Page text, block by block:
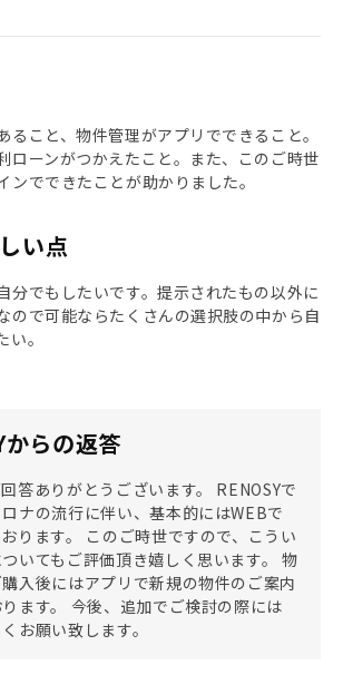
ること、物件管理がアプリでできること。
ローンがつかえたこと。また、このご時世
ンでできたことが助かりました。
い点
分でもしたいです。提示されたもの以外に
ので可能ならたくさんの選択肢の中から自
。
からの返答
答ありがとうございます。 RENOSYで
ナの流行に伴い、基本的にはWEBで
ります。 このご時世ですので、こうい
いてもご評価頂き嬉しく思います。 物
入後にはアプリで新規の物件のご案内
ます。 今後、追加でご検討の際には
お願い致します。